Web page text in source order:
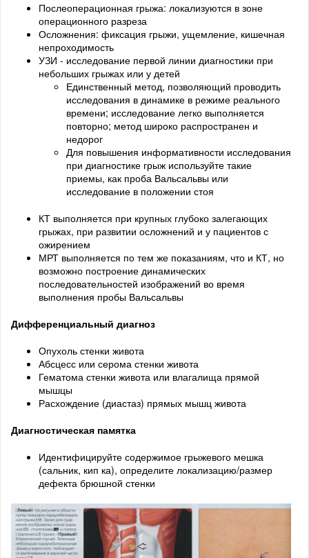
Послеоперационная грыжа: локализуются в зоне
операционного разреза
Осложнения: фиксация грыжи, ущемление, кишечная
непроходимость
УЗИ - исследование первой линии диагностики при
небольших грыжах или у детей
Единственный метод, позволяющий проводить
исследования в динамике в режиме реального
времени; исследование легко выполняется
повторно; метод широко распространен и
недорог
Для повышения информативности исследования
при диагностике грыж используйте такие
приемы, как проба Вальсальвы или
исследование в положении стоя
КТ выполняется при крупных глубоко залегающих
грыжах, при развитии осложнений и у пациентов с
ожирением
МРТ выполняется по тем же показаниям, что и КТ, но
возможно построение динамических
последовательностей изображений во время
выполнения пробы Вальсальвы
Дифференциальный диагноз
Опухоль стенки живота
Абсцесс или серома стенки живота
Гематома стенки живота или влагалища прямой
мышцы
Расхождение (диастаз) прямых мышц живота
Диагностическая памятка
Идентифицируйте содержимое грыжевого мешка
(сальник, кип ка), определите локализацию/размер
дефекта брюшной стенки